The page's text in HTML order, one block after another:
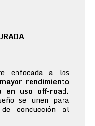
enfocada a los
rendimiento
en uso off-road.
se unen para
conducción al